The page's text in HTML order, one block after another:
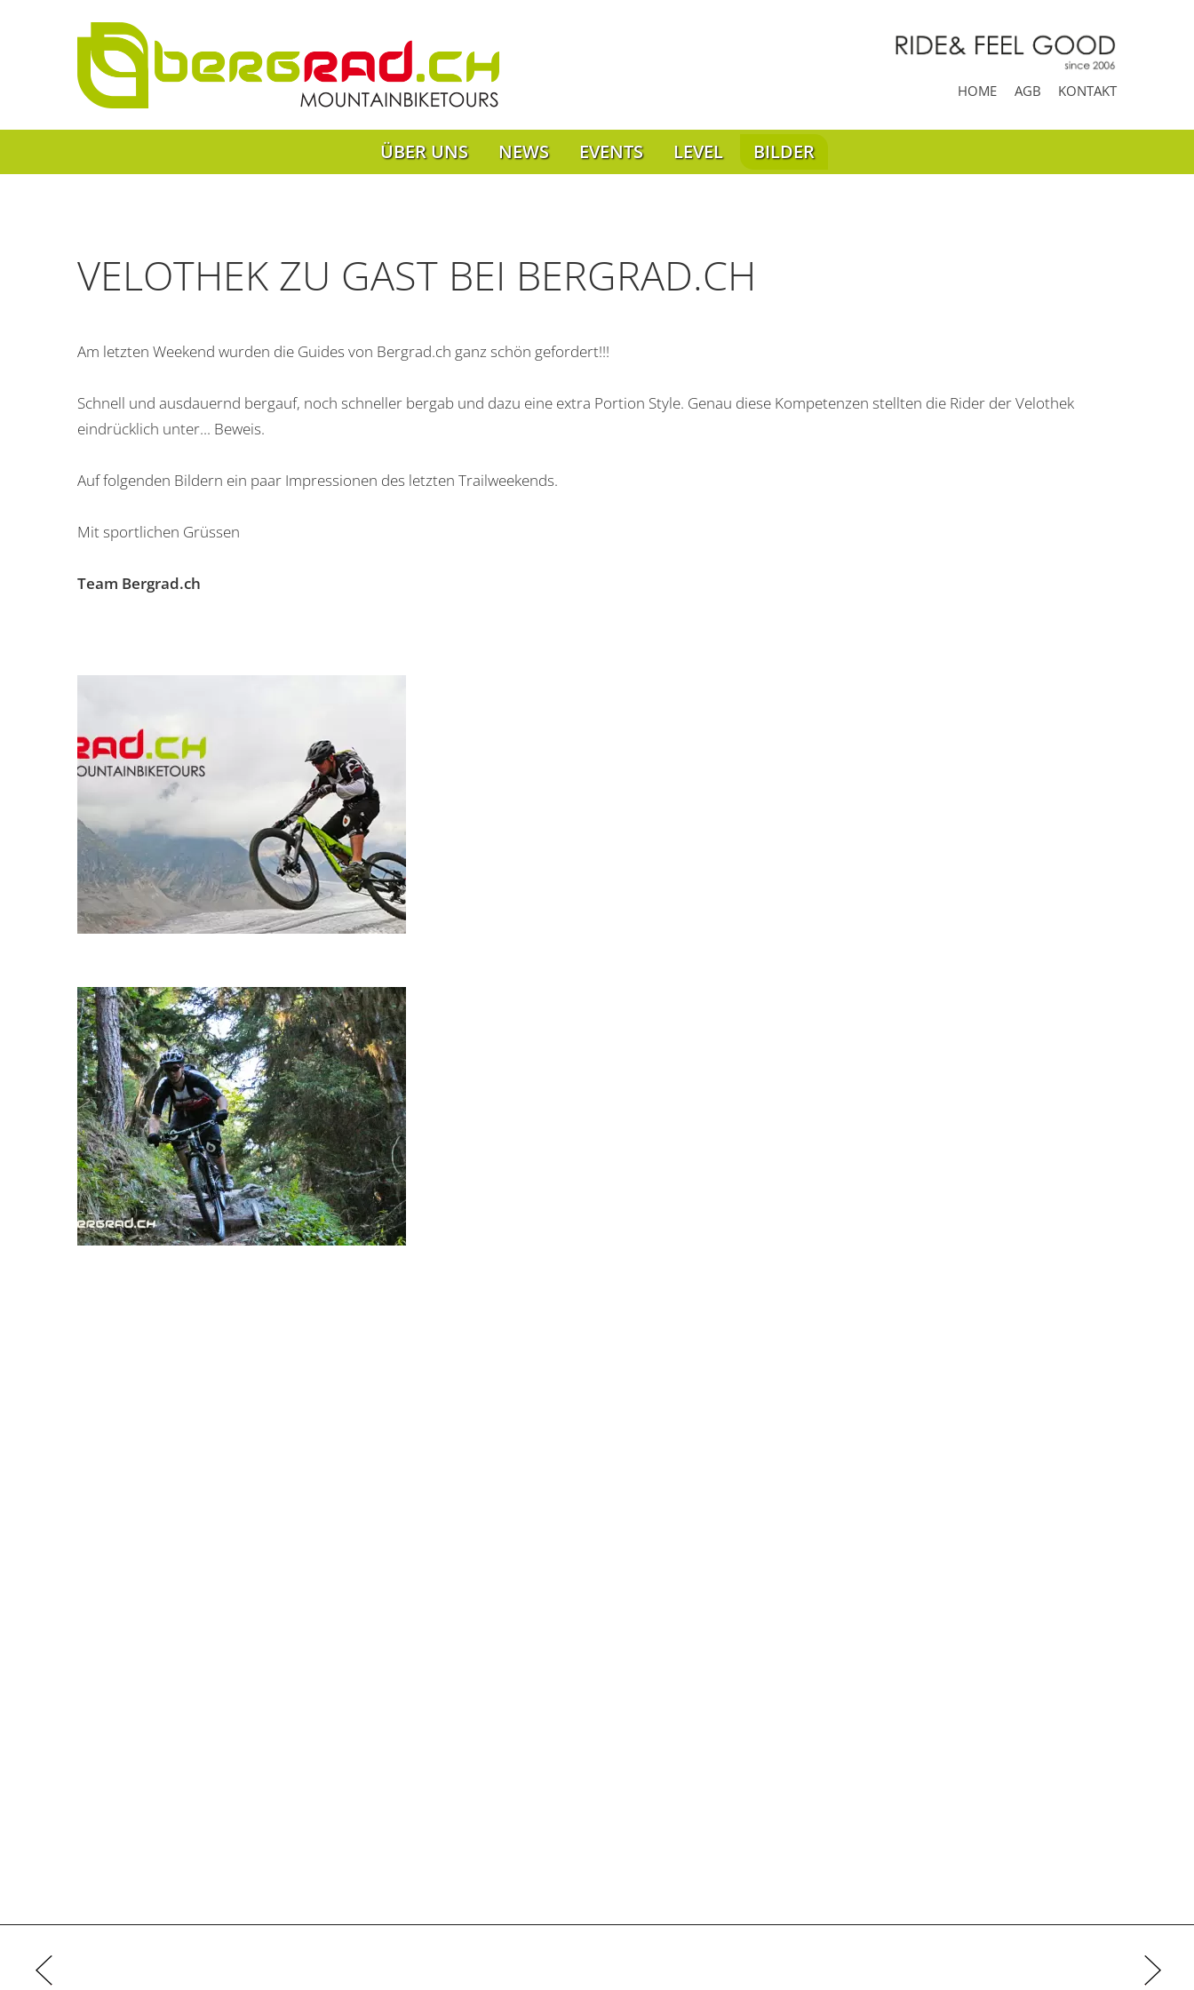
HOME AGB KONTAKT
ÜBER UNS NEWS EVENTS LEVEL BILDER
VELOTHEK ZU GAST BEI BERGRAD.CH
Am letzten Weekend wurden die Guides von Bergrad.ch ganz schön gefordert!!!
Schnell und ausdauernd bergauf, noch schneller bergab und dazu eine extra Portion Style. Genau diese Kompetenzen stellten die Rider der Velothek
eindrücklich unter... Beweis.
Auf folgenden Bildern ein paar Impressionen des letzten Trailweekends.
Mit sportlichen Grüssen
Team Bergrad.ch